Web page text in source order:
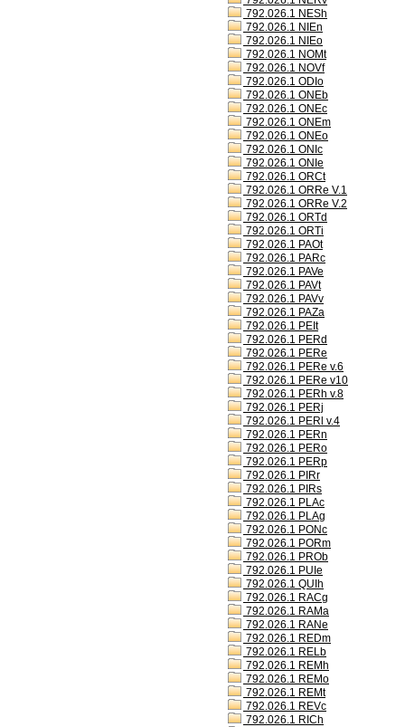
792.026.1 NESh
792.026.1 NIEn
792.026.1 NIEo
792.026.1 NOMt
792.026.1 NOVf
792.026.1 ODIo
792.026.1 ONEb
792.026.1 ONEc
792.026.1 ONEm
792.026.1 ONEo
792.026.1 ONIc
792.026.1 ONIe
792.026.1 ORCt
792.026.1 ORRe V.1
792.026.1 ORRe V.2
792.026.1 ORTd
792.026.1 ORTi
792.026.1 PAOt
792.026.1 PARc
792.026.1 PAVe
792.026.1 PAVt
792.026.1 PAVv
792.026.1 PAZa
792.026.1 PEIt
792.026.1 PERd
792.026.1 PERe
792.026.1 PERe v.6
792.026.1 PERe v10
792.026.1 PERh v.8
792.026.1 PERj
792.026.1 PERl v.4
792.026.1 PERn
792.026.1 PERo
792.026.1 PERp
792.026.1 PIRr
792.026.1 PIRs
792.026.1 PLAc
792.026.1 PLAg
792.026.1 PONc
792.026.1 PORm
792.026.1 PROb
792.026.1 PUIe
792.026.1 QUIh
792.026.1 RACg
792.026.1 RAMa
792.026.1 RANe
792.026.1 REDm
792.026.1 RELb
792.026.1 REMh
792.026.1 REMo
792.026.1 REMt
792.026.1 REVc
792.026.1 RICh